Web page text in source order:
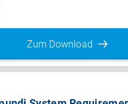
Zum Download